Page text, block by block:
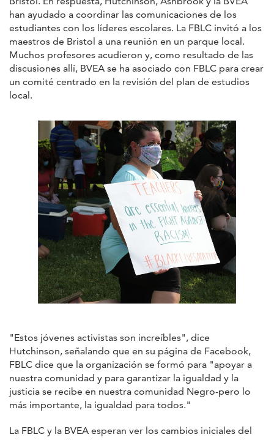
han ayudado a coordinar las comunicaciones de los
estudiantes con los líderes escolares. La FBLC invitó a los
maestros de Bristol a una reunión en un parque local.
Muchos profesores acudieron y, como resultado de las
discusiones allí, BVEA se ha asociado con FBLC para crear
un comité centrado en la revisión del plan de estudios
local.
"Estos jóvenes activistas son increíbles", dice
Hutchinson, señalando que en su página de Facebook,
FBLC dice que la organización se formó para "apoyar a
nuestra comunidad y para garantizar la igualdad y la
justicia se recibe en nuestra comunidad Negro-pero lo
más importante, la igualdad para todos."
La FBLC y la BVEA esperan ver los cambios iniciales del